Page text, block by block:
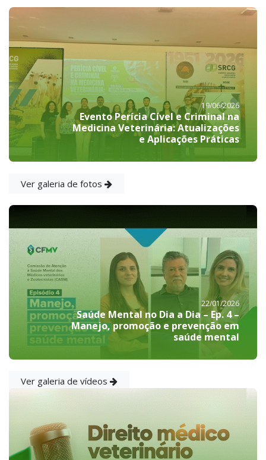
19/06/2026
Evento Perícia Cível e Criminal na
Medicina Veterinária: Atualizações
e Aplicações Práticas
Ver galeria de fotos
22/01/2026
Saúde Mental no Dia a Dia – Ep. 4 –
Manejo, promoção e prevenção em
saúde mental
Ver galeria de vídeos